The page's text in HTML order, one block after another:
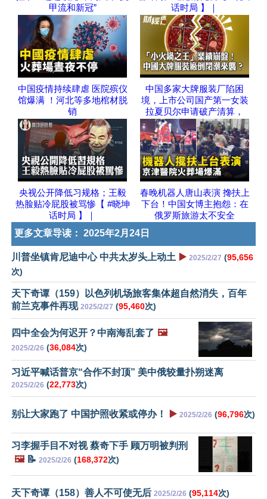
甲流和新冠”
话时局 】｜
中国疫情持续肆虐 医院殡仪
馆爆满 ！河北等多地棺材脱
销
中国多家大牌服装厂陷困
境，上市公司国产第一女装
拉夏贝尔申请破产清算，
央视公开降低习规格；王毅
热脸贴冷屁股被骂惨【 #晓坤
话时局 】｜
春晚机器人唐山表演 搀扶上
下台！中国女博主抱怨：在
俄罗斯旅游太不安全
更多文章导读： 2025年2月24日
川普坐镇肯尼迪中心 中共太岁头上动土 ▶️ 2025/2/27 (95,656
次)
天下奇谭（159）以色列机场旅客集体超自然消失，百年
前兰克事件再现 2025/2/27 (95,460次)
四中全会为何迟开？中南海乱套了 🖼️
2025/2/26 (36,084次)
习近平喊话普京“合作不封顶” 美中俄较量扑朔迷离
2025/2/26 (22,773次)
别让大家跑了 中国护照收紧或停办！ ▶️ 2025/2/26 (96,796次)
习李握手目不对视 蔡奇下手 顾万明被判刑
🖼️📝 2025/2/26 (168,372次)
天下奇谭（158）善人不可使无后 2025/2/26 (95,114次)